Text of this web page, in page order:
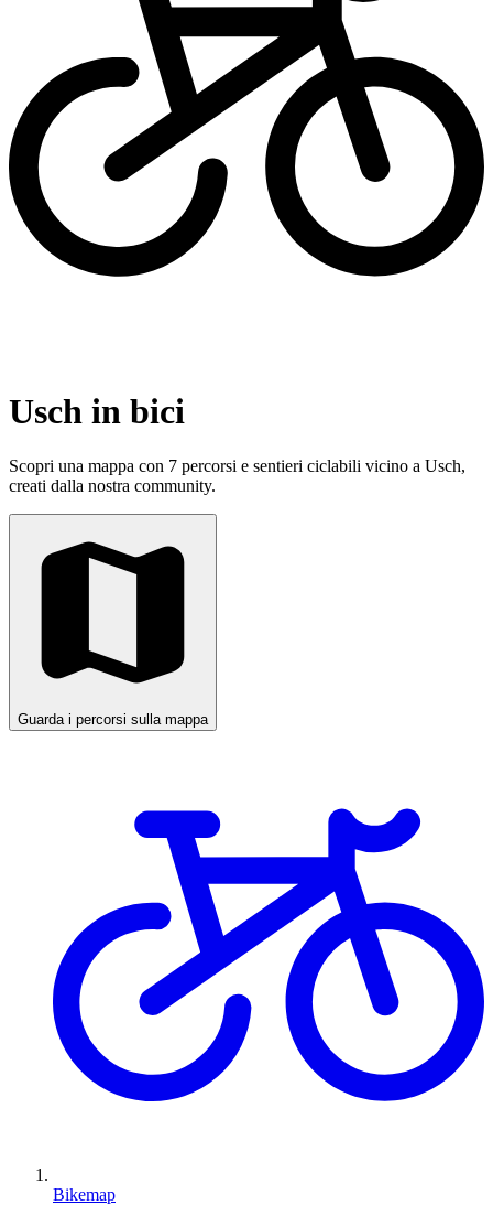
Usch in bici
Scopri una mappa con 7 percorsi e sentieri ciclabili vicino a Usch,
creati dalla nostra community.
Guarda i percorsi sulla mappa
Bikemap